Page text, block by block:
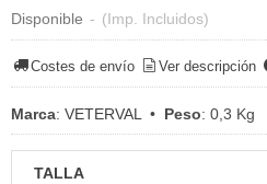
Disponible - (Imp. Incluidos)
Costes de envío Ver descripción
Marca: VETERVAL • Peso: 0,3 Kg
TALLA